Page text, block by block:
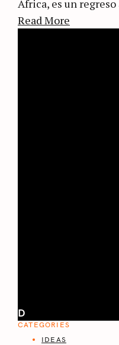
Africa, es un
Read More
D
CATEGORIES
IDEAS